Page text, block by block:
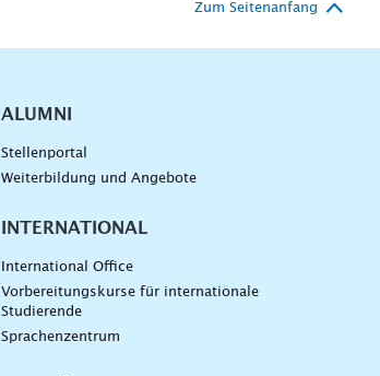
Zum Seitenanfang
ALUMNI
Stellenportal
Weiterbildung und Angebote
INTERNATIONAL
International Office
Vorbereitungskurse für internationale
Studierende
Sprachenzentrum